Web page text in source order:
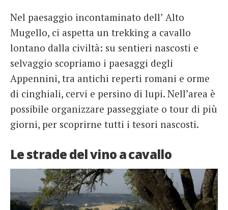
Nel paesaggio incontaminato dell’ Alto
Mugello, ci aspetta un trekking a cavallo
lontano dalla civiltà: su sentieri nascosti e
selvaggio scopriamo i paesaggi degli
Appennini, tra antichi reperti romani e orme
di cinghiali, cervi e persino di lupi. Nell’area è
possibile organizzare passeggiate o tour di più
giorni, per scoprirne tutti i tesori nascosti.
Le strade del vino a cavallo